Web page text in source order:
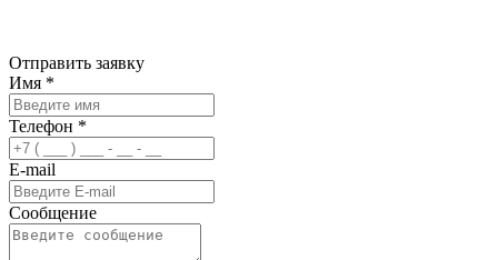
Отправить заявку
Имя *
Телефон *
E-mail
Сообщение